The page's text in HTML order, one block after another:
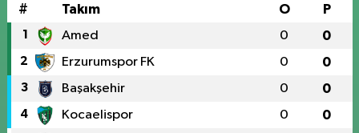
# Takım O P
1 Amed 0 0
2 Erzurumspor FK 0 0
3 Başakşehir 0 0
4 Kocaelispor 0 0